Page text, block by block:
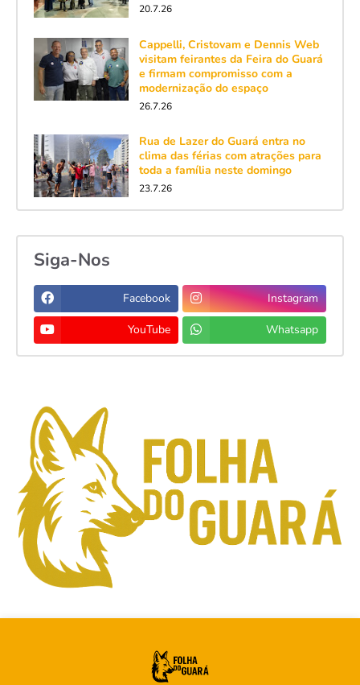
20.7.26
Cappelli, Cristovam e Dennis Web
visitam feirantes da Feira do Guará
e firmam compromisso com a
modernização do espaço
26.7.26
Rua de Lazer do Guará entra no
clima das férias com atrações para
toda a família neste domingo
23.7.26
Siga-Nos
Facebook Instagram
YouTube Whatsapp